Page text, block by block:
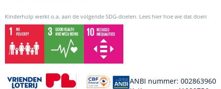
Kinderhulp werkt o.a. aan de volgende SDG-doelen. Lees hier hoe we dat doen
ANBI nummer: 002863960